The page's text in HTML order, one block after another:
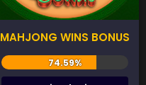
MAHJONG WINS BONUS